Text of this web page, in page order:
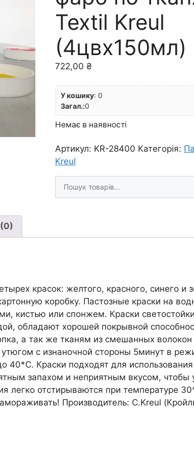
Textil Kreul
(4цвх150мл)
722,00 ₴
У кошику: 0
Загал.:0
Немає в наявності
Артикул: KR-28400 Категорія:
Kreul
Шукати
товари
(0)
красок: желтого, красного, синего и
коробку. Пастозные краски на
кистью или спонжем. Краски
обладают хорошей покрывной
а так же тканям из смешанных
с изнаночной стороны 5минут в
40*С. Краски подходят для
запахом и неприятным вкусом, чтобы
легко отстирываются при температуре
Производитель: C.Kreul